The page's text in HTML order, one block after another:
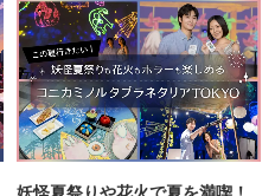
妖怪夏祭りや花火で夏を満喫！